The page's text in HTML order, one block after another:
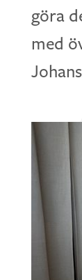
göra
med